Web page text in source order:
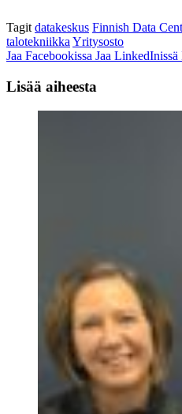
Tagit datakeskus Finnish Data
talotekniikka Yritysosto
Jaa Facebookissa Jaa LinkedInissä
Lisää aiheesta